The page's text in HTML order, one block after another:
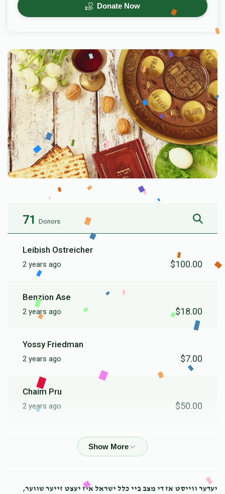
Donate Now
71 Donors
Leibish Ostreicher
2 years ago $100.00
Benzion Ase
2 years ago $18.00
Yossy Friedman
2 years ago $7.00
Chaim Pru
2 years ago $50.00
יעדער ווייסט אז די מצב ביי כלל ישראל איז יעצט זייער שווער,